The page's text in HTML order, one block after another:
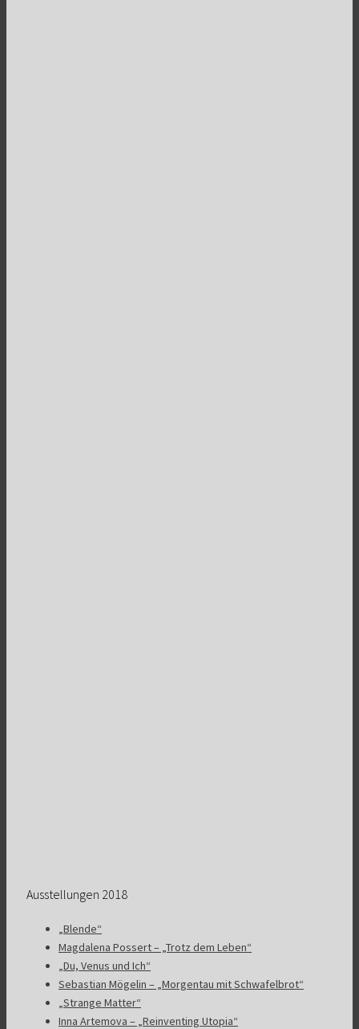
Ausstellungen 2018
„Blende“
Magdalena Possert – „Trotz dem Leben“
„Du, Venus und Ich“
Sebastian Mögelin – „Morgentau mit Schwafelbrot“
„Strange Matter“
Inna Artemova – „Reinventing Utopia“